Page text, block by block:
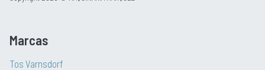
Marcas
Tos Varnsdorf